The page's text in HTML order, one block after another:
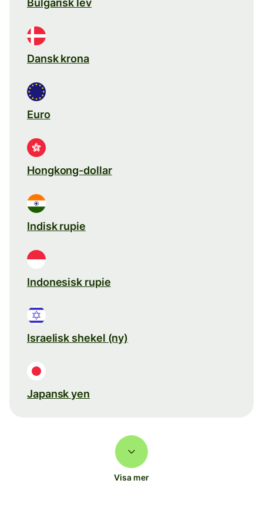
Bulgarisk lev
Dansk krona
Euro
Hongkong-dollar
Indisk rupie
Indonesisk rupie
Israelisk shekel (ny)
Japansk yen
Visa mer